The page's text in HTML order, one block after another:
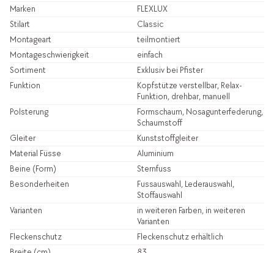
Marken
FLEXLUX
Stilart
Classic
Montageart
teilmontiert
Montageschwierigkeit
einfach
Sortiment
Exklusiv bei Pfister
Funktion
Kopfstütze verstellbar, Relax-
Funktion, drehbar, manuell
Polsterung
Formschaum, Nosagunterfederung,
Schaumstoff
Gleiter
Kunststoffgleiter
Material Füsse
Aluminium
Beine (Form)
Sternfuss
Besonderheiten
Fussauswahl, Lederauswahl,
Stoffauswahl
Varianten
in weiteren Farben, in weiteren
Varianten
Fleckenschutz
Fleckenschutz erhältlich